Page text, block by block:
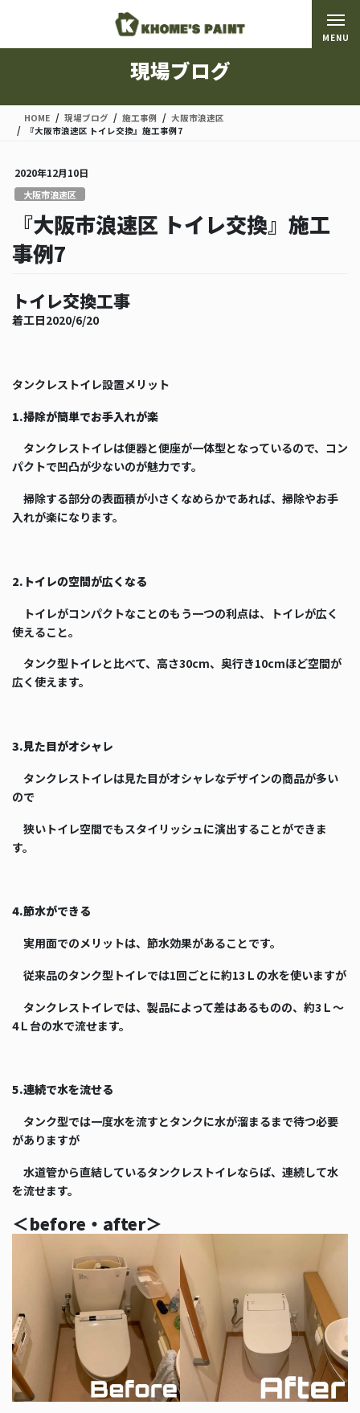
移
ン
現場ブログ
HOME 現場ブログ 施工事例
大阪市浪速区
『大阪市浪速区 トイレ交換』施工事例7
2020年12月10日
大阪市浪速区
『大阪市浪速区 トイレ交換』施工
事例7
トイレ交換工事
着工日2020/6/20
タンクレストイレ設置メリット
1.掃除が簡単でお手入れが楽
タンクレストイレは便器と便座が一体型となっているので、コン
パクトで凹凸が少ないのが魅力です。
掃除する部分の表面積が小さくなめらかであれば、掃除やお手
入れが楽になります。
2.トイレの空間が広くなる
トイレがコンパクトなことのもう一つの利点は、トイレが広く
使えること。
タンク型トイレと比べて、高さ30cm、奥行き10cmほど空間が
広く使えます。
3.見た目がオシャレ
タンクレストイレは見た目がオシャレなデザインの商品が多い
ので
狭いトイレ空間でもスタイリッシュに演出することができま
す。
4.節水ができる
実用面でのメリットは、節水効果があることです。
従来品のタンク型トイレでは1回ごとに約13Ｌの水を使いますが
タンクレストイレでは、製品によって差はあるものの、約3Ｌ～
4Ｌ台の水で流せます。
5.連続で水を流せる
タンク型では一度水を流すとタンクに水が溜まるまで待つ必要
がありますが
水道管から直結しているタンクレストイレならば、連続して水
を流せます。
＜before・after＞
MENU